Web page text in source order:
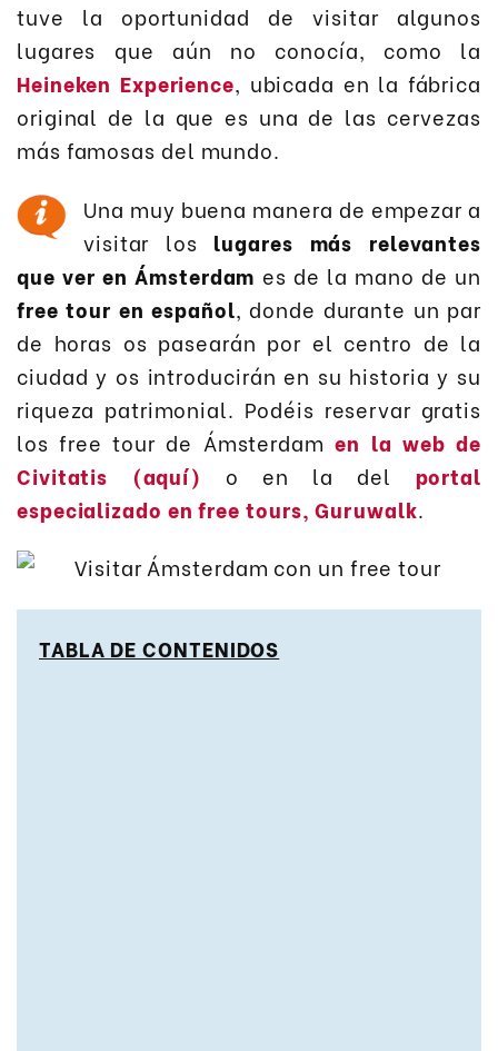
tuve la oportunidad de visitar algunos
lugares que aún no conocía, como la
Heineken Experience, ubicada en la fábrica
original de la que es una de las cervezas
más famosas del mundo.
Una muy buena manera de empezar a
visitar los lugares más relevantes
que ver en Ámsterdam es de la mano de un
free tour en español, donde durante un par
de horas os pasearán por el centro de la
ciudad y os introducirán en su historia y su
riqueza patrimonial. Podéis reservar gratis
los free tour de Ámsterdamen la web de
Civitatis (aquí) o en la del portal
especializado en free tours, Guruwalk.
TABLA DE CONTENIDOS